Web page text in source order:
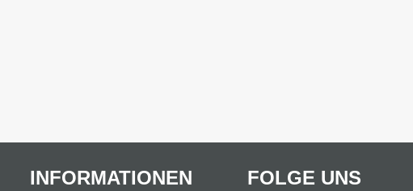
FOLGE UNS
INFORMATIONEN